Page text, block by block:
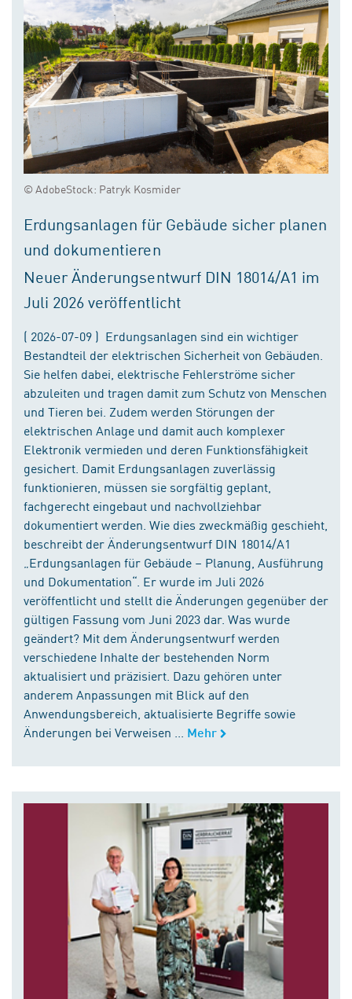
© AdobeStock: Patryk Kosmider
Erdungsanlagen für Gebäude sicher planen
und dokumentieren
Neuer Änderungsentwurf DIN 18014/A1 im
Juli 2026 veröffentlicht
( 2026-07-09 ) Erdungsanlagen sind ein wichtiger
Bestandteil der elektrischen Sicherheit von Gebäuden.
Sie helfen dabei, elektrische Fehlerströme sicher
abzuleiten und tragen damit zum Schutz von Menschen
und Tieren bei. Zudem werden Störungen der
elektrischen Anlage und damit auch komplexer
Elektronik vermieden und deren Funktionsfähigkeit
gesichert. Damit Erdungsanlagen zuverlässig
funktionieren, müssen sie sorgfältig geplant,
fachgerecht eingebaut und nachvollziehbar
dokumentiert werden. Wie dies zweckmäßig geschieht,
beschreibt der Änderungsentwurf DIN 18014/A1
„Erdungsanlagen für Gebäude – Planung, Ausführung
und Dokumentation“. Er wurde im Juli 2026
veröffentlicht und stellt die Änderungen gegenüber der
gültigen Fassung vom Juni 2023 dar. Was wurde
geändert? Mit dem Änderungsentwurf werden
verschiedene Inhalte der bestehenden Norm
aktualisiert und präzisiert. Dazu gehören unter
anderem Anpassungen mit Blick auf den
Anwendungsbereich, aktualisierte Begriffe sowie
Änderungen bei Verweisen ...
Mehr